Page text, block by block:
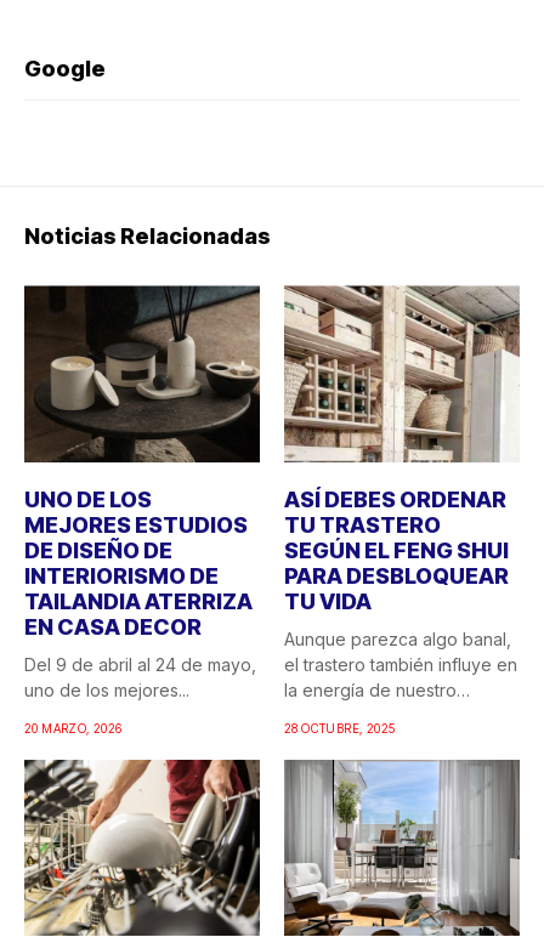
Google
Noticias Relacionadas
UNO DE LOS
MEJORES ESTUDIOS
DE DISEÑO DE
INTERIORISMO DE
TAILANDIA ATERRIZA
EN CASA DECOR
Del 9 de abril al 24 de mayo,
uno de los mejores...
20 MARZO, 2026
ASÍ DEBES ORDENAR
TU TRASTERO
SEGÚN EL FENG SHUI
PARA DESBLOQUEAR
TU VIDA
Aunque parezca algo banal,
el trastero también influye en
la energía de nuestro
28 OCTUBRE, 2025